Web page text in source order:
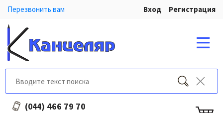
Перезвонить вам Вход Регистрация
(044) 466 79 70